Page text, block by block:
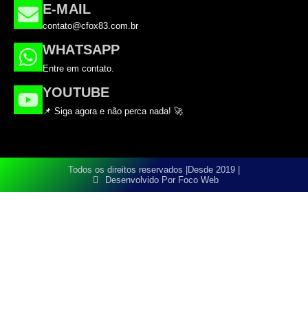
E-MAIL
contato@cfox83.com.br
WHATSAPP
Entre em contato.
YOUTUBE
📌 Siga agora e não perca nada! 🚀
Todos os direitos reservados |Desde 2019 |
Desenvolvido Por Foco Web